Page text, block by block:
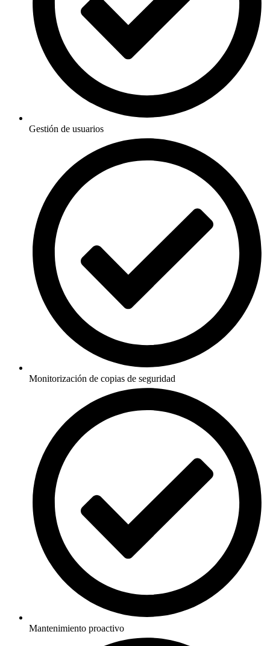
Gestión de usuarios
Monitorización de copias de seguridad
Mantenimiento proactivo